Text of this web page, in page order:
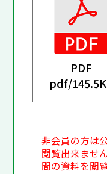
PDF
pdf/
非会員の方は
閲覧出来ませ
間の資料を閲